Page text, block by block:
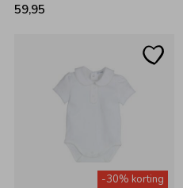
59,95
-30% korting